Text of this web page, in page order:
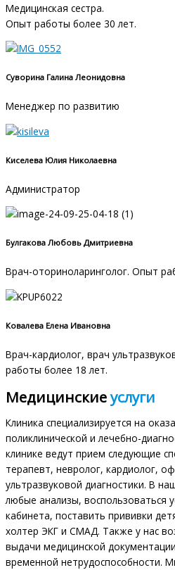
Медицинская сестра.
Опыт работы более 30 лет.
Суворина Галина Леонидовна
Менеджер по развитию
Киселева Юлия Николаевна
Администратор
Булгакова Любовь Дмитриевна
Врач-оториноларинголог. Опыт
Ковалева Елена Ивановна
Врач-кардиолог, врач
работы более 18 лет.
Медицинскиеуслуги
Клиника специализируется на
поликлинической и лечебно-
клинике ведут прием следующие
терапевт, невролог, кардиолог,
ультразвуковой диагностики. В
любые анализы, воспользоваться
кабинета, поставить прививки
холтер ЭКГ и СМАД. Также у нас
выдачи медицинской
временной нетрудоспособности.